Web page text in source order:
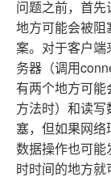
问题之前，首先
地方可能会被阻
案。对于客户端
务器（调用
有两个地方可能
方法时）和读写
塞，但如果网络
数据操作也可能
时时间的地方就